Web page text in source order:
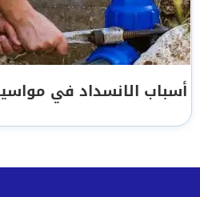
أسباب الانسداد في